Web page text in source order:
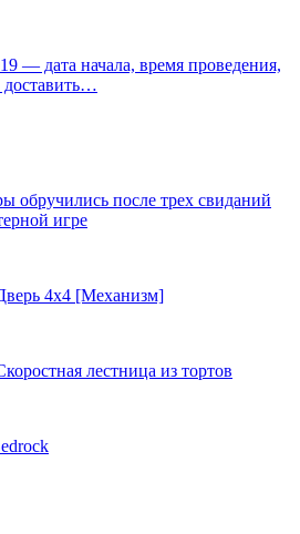
— дата начала, время проведения,
доставить…
обручились после трех свиданий
игре
4х4 [Механизм]
лестница из тортов